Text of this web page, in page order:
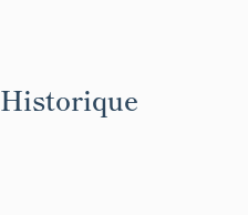
Historique